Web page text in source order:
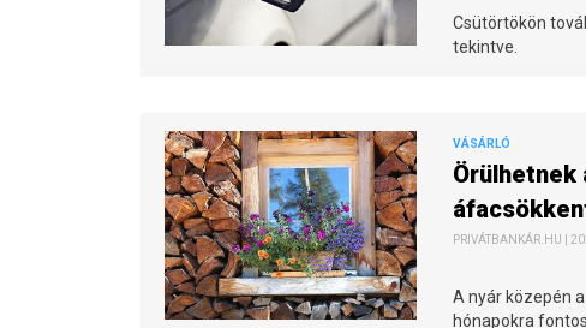
Csütörtökön
tekintve.
VÁSÁRLÓ
Örülhetnek
PRIVÁTBANKÁR.HU |
A nyár közepén
hónapokra